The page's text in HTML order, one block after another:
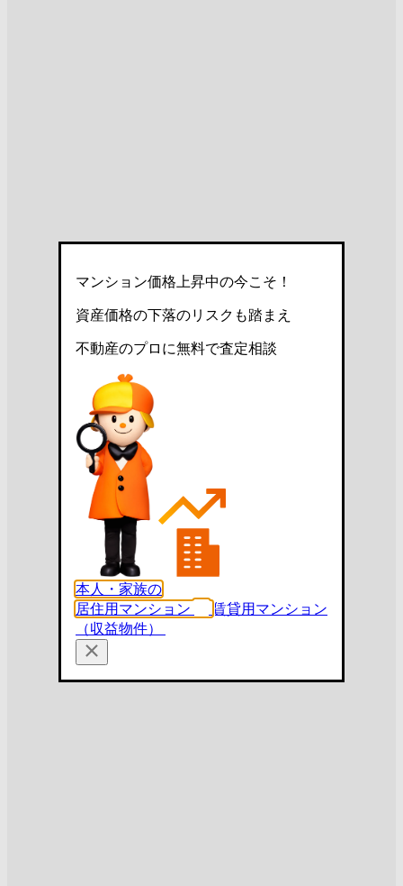
マンション価格上昇中の今こそ！
資産価格の下落のリスクも踏まえ
不動産のプロに無料で査定相談
本人・家族の
居住用マンション
賃貸用マンション
（収益物件）